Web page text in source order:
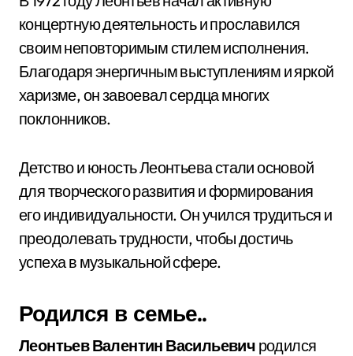
концертную деятельность и прославился
своим неповторимым стилем исполнения.
Благодаря энергичным выступлениям и яркой
харизме, он завоевал сердца многих
поклонников.
Детство и юность Леонтьева стали основой
для творческого развития и формирования
его индивидуальности. Он учился трудиться и
преодолевать трудности, чтобы достичь
успеха в музыкальной сфере.
Родился в семье..
Леонтьев Валентин Васильевич родился